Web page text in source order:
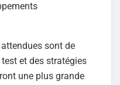
sont de
et des stratégies
une plus grande